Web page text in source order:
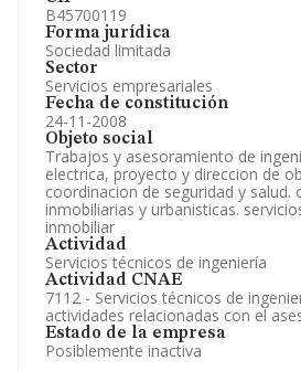
B45700119
Forma jurídica
Sociedad limitada
Sector
Servicios empresariales
Fecha de constitución
24-11-2008
Objeto social
Trabajos y asesoramiento de
electrica, proyecto y direccion de
coordinacion de seguridad y salud.
inmobiliarias y urbanisticas.
inmobiliar
Actividad
Servicios técnicos de ingeniería
Actividad CNAE
7112 - Servicios técnicos de
actividades relacionadas con el
Estado de la empresa
Posiblemente inactiva